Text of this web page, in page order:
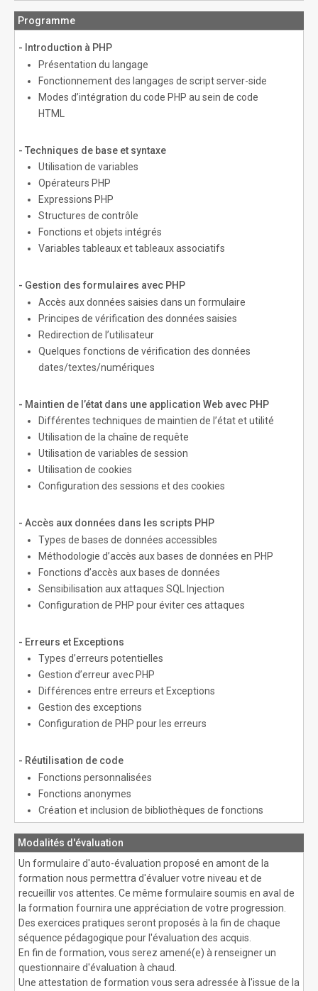
Programme
- Introduction à PHP
Présentation du langage
Fonctionnement des langages de script server-side
Modes d’intégration du code PHP au sein de code
HTML
- Techniques de base et syntaxe
Utilisation de variables
Opérateurs PHP
Expressions PHP
Structures de contrôle
Fonctions et objets intégrés
Variables tableaux et tableaux associatifs
- Gestion des formulaires avec PHP
Accès aux données saisies dans un formulaire
Principes de vérification des données saisies
Redirection de l’utilisateur
Quelques fonctions de vérification des données
dates/textes/numériques
- Maintien de l’état dans une application Web avec PHP
Différentes techniques de maintien de l’état et utilité
Utilisation de la chaîne de requête
Utilisation de variables de session
Utilisation de cookies
Configuration des sessions et des cookies
- Accès aux données dans les scripts PHP
Types de bases de données accessibles
Méthodologie d’accès aux bases de données en PHP
Fonctions d’accès aux bases de données
Sensibilisation aux attaques SQL Injection
Configuration de PHP pour éviter ces attaques
- Erreurs et Exceptions
Types d’erreurs potentielles
Gestion d’erreur avec PHP
Différences entre erreurs et Exceptions
Gestion des exceptions
Configuration de PHP pour les erreurs
- Réutilisation de code
Fonctions personnalisées
Fonctions anonymes
Création et inclusion de bibliothèques de fonctions
Modalités d'évaluation
Un formulaire d'auto-évaluation proposé en amont de la
formation nous permettra d'évaluer votre niveau et de
recueillir vos attentes. Ce même formulaire soumis en aval de
la formation fournira une appréciation de votre progression.
Des exercices pratiques seront proposés à la fin de chaque
séquence pédagogique pour l'évaluation des acquis.
En fin de formation, vous serez amené(e) à renseigner un
questionnaire d'évaluation à chaud.
Une attestation de formation vous sera adressée à l'issue de la